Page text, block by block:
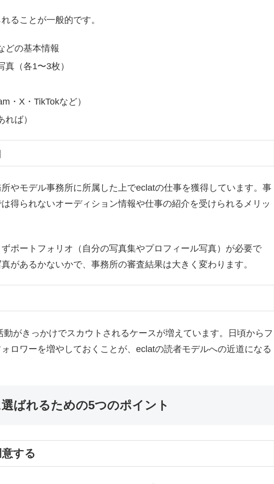
ることが一般的です。
どの基本情報
（各1〜3枚）
・X・TikTokなど）
ば）
やモデル事務所に所属した上でeclatの仕事を獲得しています。事
得られないオーディション情報や仕事の紹介を受けられるメリッ
ポートフォリオ（自分の写真集やプロフィール写真）が必要で
があるかないかで、事務所の審査結果は大きく変わります。
がきっかけでスカウトされるケースが増えています。日頃からフ
ロワーを増やしておくことが、eclatの読者モデルへの近道になる
ばれるための5つのポイント
する